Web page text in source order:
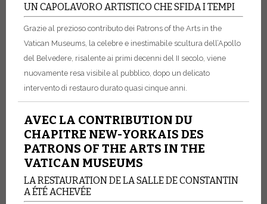
UN CAPOLAVORO ARTISTICO CHE SFIDA I TEMPI
Grazie al prezioso contributo dei Patrons of the Arts in the
Vatican Museums, la celebre e inestimabile scultura dell’Apollo
del Belvedere, risalente ai primi decenni del II secolo, viene
nuovamente resa visibile al pubblico, dopo un delicato
intervento di restauro durato quasi cinque anni.
AVEC LA CONTRIBUTION DU
CHAPITRE NEW-YORKAIS DES
PATRONS OF THE ARTS IN THE
VATICAN MUSEUMS
LA RESTAURATION DE LA SALLE DE CONSTANTIN
A ÉTÉ ACHEVÉE